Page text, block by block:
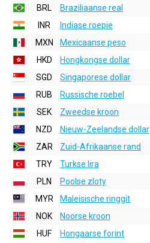
BRL
Braziliaanse real
INR
Indiase roepie
MXN
Mexicaanse peso
HKD
Hongkongse dollar
SGD
Singaporese dollar
RUB
Russische roebel
SEK
Zweedse kroon
NZD
Nieuw-Zeelandse dollar
ZAR
Zuid-Afrikaanse rand
TRY
Turkse lira
PLN
Poolse zloty
MYR
Maleisische ringgit
NOK
Noorse kroon
HUF
Hongaarse forint